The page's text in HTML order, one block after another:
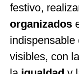
festivo,
organizados
indispensable
visibles, con